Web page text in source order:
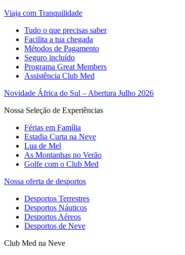
Viaja com Tranquilidade
Tudo o que precisas saber
Facilita a tua chegada
Métodos de Pagamento
Seguro incluído
Programa Great Members
Assistência Club Med
Novidade África do Sul – Abertura Julho 2026
Nossa Seleção de Experiências
Férias em Família
Estadia Curta na Neve
Lua de Mel
As Montanhas no Verão
Golfe com o Club Med
Nossa oferta de desportos
Desportos Terrestres
Desportos Náuticos
Desportos Aéreos
Desportos de Neve
Club Med na Neve